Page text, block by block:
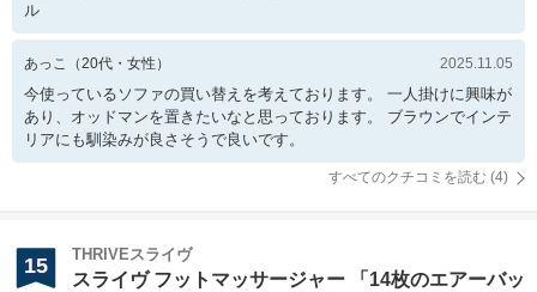
ル
あっこ （20代・ 女性 ） 2025.11.05
今使っているソファの買い替えを考えております。 一人掛けに興味が
あり、オッドマンを置きたいなと思っております。 ブラウンでインテ
リアにも馴染みが良さそうで良いです。
すべてのクチコミを読む (4)
15 THRIVEスライヴ
スライヴ フットマッサージャー 「14枚のエアーバッ